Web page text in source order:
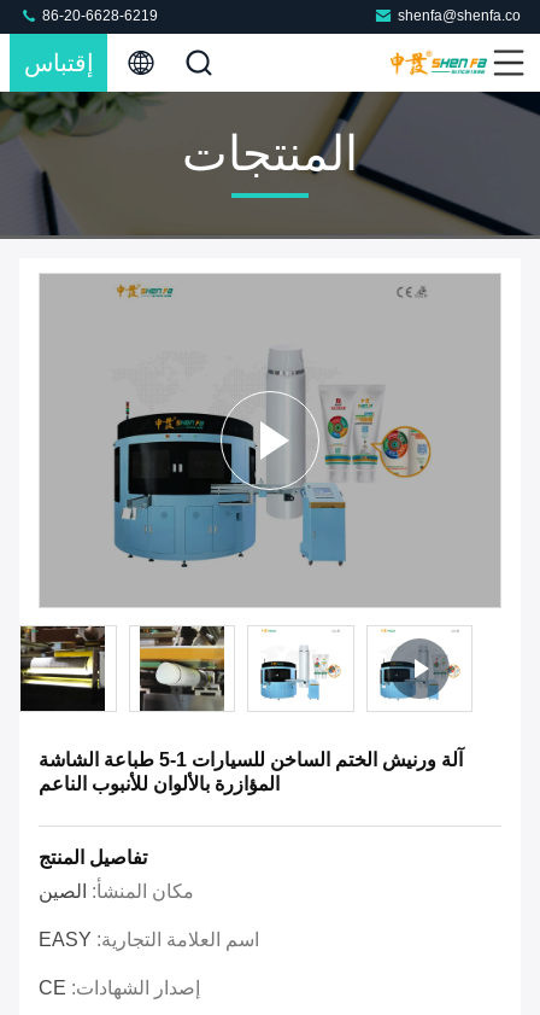
shenfa@shenfa.co
86-20-6628-6219
إقتباس
المنتجات
آلة ورنيش الختم الساخن للسيارات 1-5 طباعة الشاشة
المؤازرة بالألوان للأنبوب الناعم
تفاصيل المنتج
مكان المنشأ: الصين
اسم العلامة التجارية: EASY
إصدار الشهادات: CE